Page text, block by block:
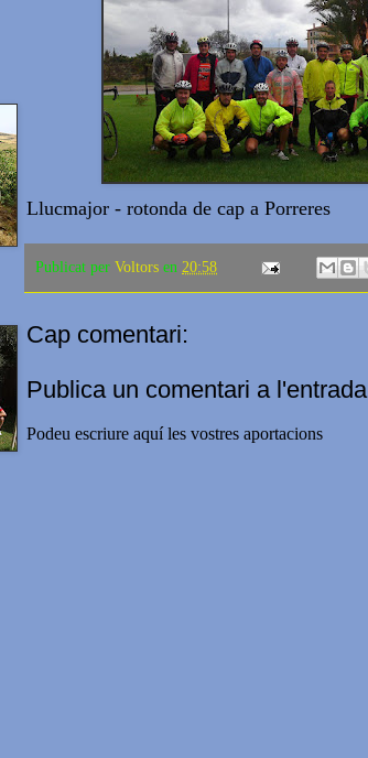
Llucmajor - rotonda de cap a Porreres
Publicat per Voltors en 20:58
Cap comentari:
Publica un comentari a l'entrada
Podeu escriure aquí les vostres aportacions